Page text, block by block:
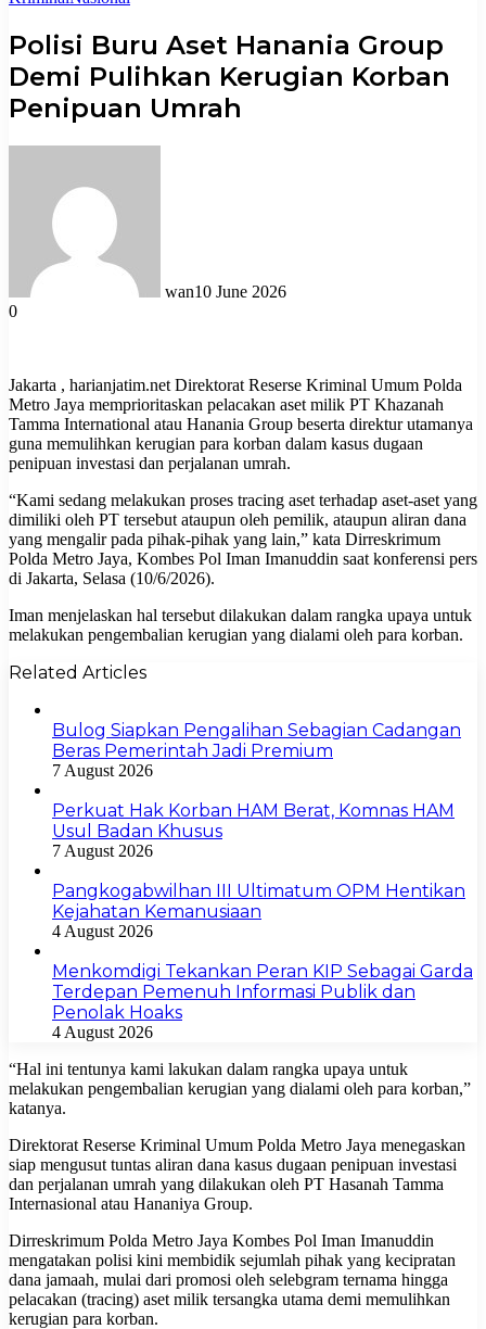
Polisi Buru Aset Hanania Group
Demi Pulihkan Kerugian Korban
Penipuan Umrah
wan10 June 2026
0
Jakarta , harianjatim.net Direktorat Reserse Kriminal Umum Polda
Metro Jaya memprioritaskan pelacakan aset milik PT Khazanah
Tamma International atau Hanania Group beserta direktur utamanya
guna memulihkan kerugian para korban dalam kasus dugaan
penipuan investasi dan perjalanan umrah.
“Kami sedang melakukan proses tracing aset terhadap aset-aset yang
dimiliki oleh PT tersebut ataupun oleh pemilik, ataupun aliran dana
yang mengalir pada pihak-pihak yang lain,” kata Dirreskrimum
Polda Metro Jaya, Kombes Pol Iman Imanuddin saat konferensi pers
di Jakarta, Selasa (10/6/2026).
Iman menjelaskan hal tersebut dilakukan dalam rangka upaya untuk
melakukan pengembalian kerugian yang dialami oleh para korban.
Related Articles
Bulog Siapkan Pengalihan Sebagian Cadangan
Beras Pemerintah Jadi Premium
7 August 2026
Perkuat Hak Korban HAM Berat, Komnas HAM
Usul Badan Khusus
7 August 2026
Pangkogabwilhan III Ultimatum OPM Hentikan
Kejahatan Kemanusiaan
4 August 2026
Menkomdigi Tekankan Peran KIP Sebagai Garda
Terdepan Pemenuh Informasi Publik dan
Penolak Hoaks
4 August 2026
“Hal ini tentunya kami lakukan dalam rangka upaya untuk
melakukan pengembalian kerugian yang dialami oleh para korban,”
katanya.
Direktorat Reserse Kriminal Umum Polda Metro Jaya menegaskan
siap mengusut tuntas aliran dana kasus dugaan penipuan investasi
dan perjalanan umrah yang dilakukan oleh PT Hasanah Tamma
Internasional atau Hananiya Group.
Dirreskrimum Polda Metro Jaya Kombes Pol Iman Imanuddin
mengatakan polisi kini membidik sejumlah pihak yang kecipratan
dana jamaah, mulai dari promosi oleh selebgram ternama hingga
pelacakan (tracing) aset milik tersangka utama demi memulihkan
kerugian para korban.